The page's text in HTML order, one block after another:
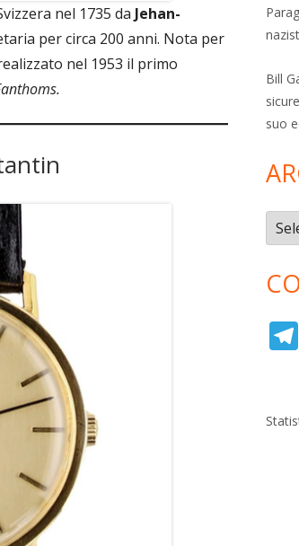
nel 1735 da Jehan-
per circa 200 anni. Nota per
nel 1953 il primo
Bill
suo